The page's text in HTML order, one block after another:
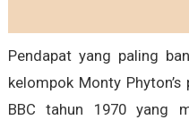
Pendapat yang paling
kelompok Monty
BBC tahun 1970 yang